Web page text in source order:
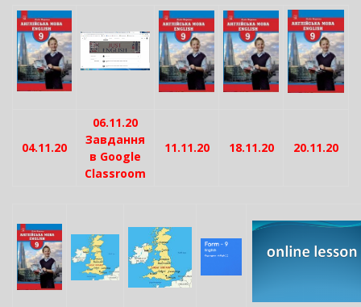
04.11.20
06.11.20
Завдання
в Google
Classroom
11.11.20 18.11.20 20.11.20